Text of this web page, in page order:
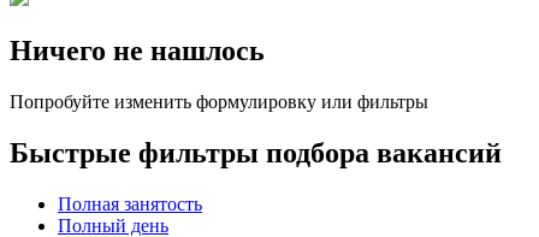
Ничего не нашлось
Попробуйте изменить формулировку или фильтры
Быстрые фильтры подбора вакансий
Полная занятость
Полный день